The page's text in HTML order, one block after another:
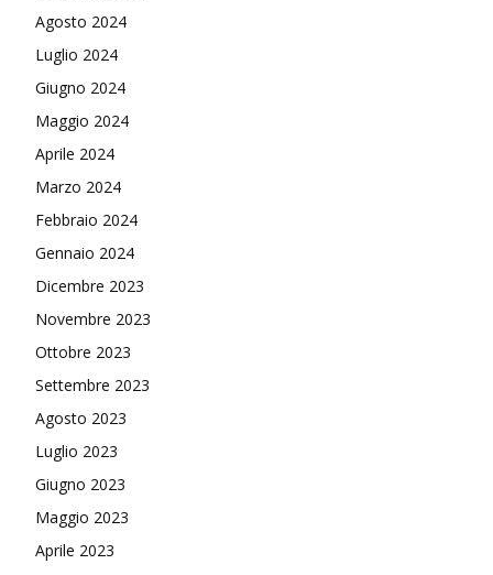
Agosto 2024
Luglio 2024
Giugno 2024
Maggio 2024
Aprile 2024
Marzo 2024
Febbraio 2024
Gennaio 2024
Dicembre 2023
Novembre 2023
Ottobre 2023
Settembre 2023
Agosto 2023
Luglio 2023
Giugno 2023
Maggio 2023
Aprile 2023